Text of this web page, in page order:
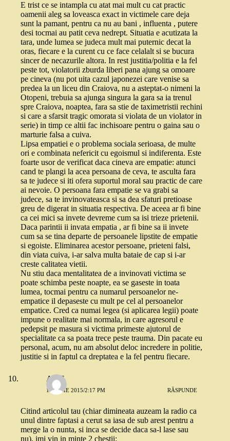
E trist ce se intampla cu atat mai mult cu cat practic
oamenii aleg sa loveasca exact in victimele care deja
sunt la pamant, pentru ca nu au bani , influenta , putere
desi tocmai au patit ceva nedrept. Situatia e acutizata la
tara, unde lumea se judeca mult mai puternic decat la
oras, fiecare e la curent cu ce face celalalt si se bucura
sincer de necazurile altora. In rest justitia/politia e la fel
peste tot, violatorii zburda liberi pana ajung sa omoare
pe cineva (nu pot uita cazul japonezei care venise sa
predea la un liceu din Craiova, nu a asteptat-o nimeni la
Otopeni, trebuia sa ajunga singura la gara sa ia trenul
spre Craiova, noaptea, fara sa stie de taximetristii rechini
si care a sfarsit tragic omorata si violata de un violator in
serie) in timp ce altii fac inchisoare pentru o gaina sau o
marturie falsa a cuiva.
Lipsa empatiei e o problema sociala serioasa, de multe
ori e combinata nefericit cu egoismul si indiferenta. Este
foarte usor de verificat daca cineva are empatie: atunci
cand te plangi la acea persoana de ceva, te asculta fara
sa te judece si iti ofera suportul moral sau practic de care
ai nevoie. O persoana fara empatie se va grabi sa
judece, sa te invinovateasca si sa dea sfaturi pretioase
greu de digerat in situatia respectiva. De aceea ar fi bine
ca cei mici sa invete devreme cum sa isi trieze prietenii.
Daca parintii ii invata empatia , ar fi bine sa ii invete
cum sa se tina departe de persoanele lipstite de empatie
si egoiste. Eliminarea acestor persoane, prieteni falsi,
din viata cuiva, i-ar salva multa bataie de cap si i-ar
creste calitatea vietii.
Nu stiu daca mentalitatea de a invinovati victima se
poate schimba peste noapte, ea se gaseste in toata
lumea, tocmai pentru ca numarul persoanelor ne-
empatice il depaseste cu mult pe cel al persoanelor
empatice. Cred ca numai legea (si aplicarea legii) poate
impune o realitate mai normala, in care agresorul e
pedepsit pe masura si victima primeste ajutorul de
specialitate ca sa poata trece peste trauma. Din pacate eu
personal, acum, nu am absolut deloc incredere in politie,
justitie si in faptul ca dreptatea e la fel pentru fiecare.
ALIS
16 IULIE 2015/2:17 PM RĂSPUNDE
Citind articolul tau (chiar dimineata auzeam la radio ca
unul dintre faptasi a cerut sa iasa de sub arest pentru a
merge la o nunta, si inca se decide daca sa-l lase sau
nu), imi vin in minte 2 chestii: